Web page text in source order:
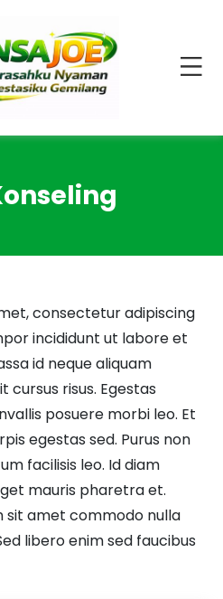
consectetur adipiscing
incididunt ut labore et
id neque aliquam
risus. Egestas
posuere morbi leo. Et
egestas sed. Purus non
facilisis leo. Id diam
mauris pharetra et.
sit amet commodo nulla
libero enim sed faucibus